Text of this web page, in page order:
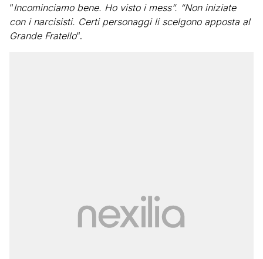
“Incominciamo bene. Ho visto i mess”. “Non iniziate
con i narcisisti. Certi personaggi li scelgono apposta al
Grande Fratello“.